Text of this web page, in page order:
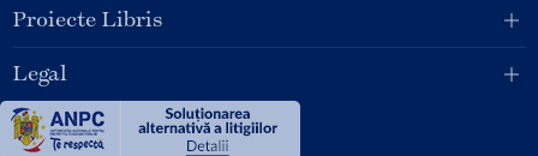
Proiecte Libris
Legal